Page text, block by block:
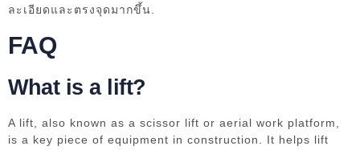
ละเอียดและตรงจุดมากขึ้น.
FAQ
What is a lift?
A lift, also known as a scissor lift or aerial work platform,
is a key piece of equipment in construction. It helps lift